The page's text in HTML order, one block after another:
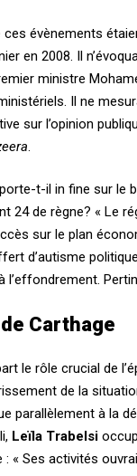
ces évènements
en 2008. Il
ministre
Il ne
sur l’opinion
t-il in fine sur le
24 de règne? « Le
sur le plan
d’autisme
l’effondrement.
Carthage
le rôle crucial de
de la
parallèlement à la
Leïla Trabelsi
: « Ses activités